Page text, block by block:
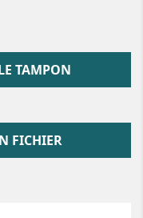
TAMPON
FICHIER